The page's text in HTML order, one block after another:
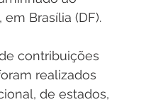
Brasília (DF).
contribuições
realizados
de estados,